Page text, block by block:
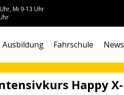
Mi 9-13 Uhr
Ausbildung Fahrschule News
Happy